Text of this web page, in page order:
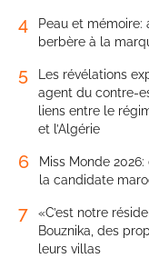
4
Peau et
berbère à la
5
Les révélations
agent du contre-
liens entre le
et l’Algérie
6
Miss Monde
la candidate
7
«C’est notre
Bouznika, des
leurs villas